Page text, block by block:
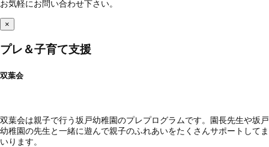
お気軽にお問い合わせ下さい。
×
プレ＆子育て支援
双葉会
双葉会は親子で行う坂戸幼稚園のプレプログラムです。園長先生や坂戸
幼稚園の先生と一緒に遊んで親子のふれあいをたくさんサポートしてま
いります。